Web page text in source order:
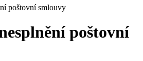
poštovní smlouvy
poštovní